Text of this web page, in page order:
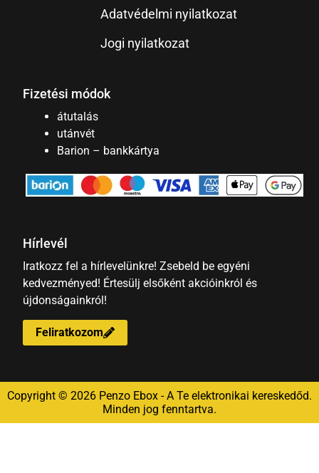
Adatvédelmi nyilatkozat
Jogi nyilatkozat
Fizetési módok
átutalás
utánvét
Barion – bankkártya
Hírlevél
Iratkozz fel a hírlevelünkre! Zsebeld be egyéni
kedvezményed! Értesülj elsőként akcióinkról és
újdonságainkról!
Feliratkozom
Copyright © 2026 Penzo Ebox - A Te elektronikai kereskedőd.
Minden jog fenntartva.